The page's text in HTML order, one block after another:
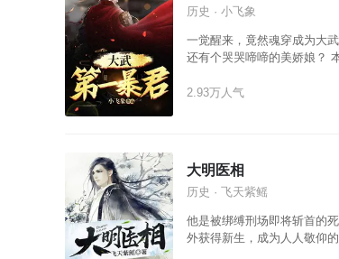
历史 · 小飞象
一觉醒来，竟然魂穿成为大
还有个哭哭啼啼的美娇娘？
道，内忧外患，民不聊生！
2.93万人气
大明医相
历史 · 飞天紫鳐
他是被绑缚刑场即将斩首的
外获得新生，成为人人敬仰